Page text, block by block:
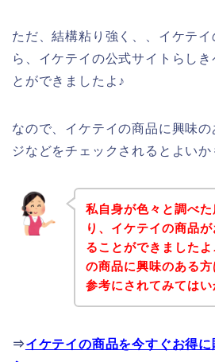
ただ、結構粘り強く、、イケテ
ら、イケテイの公式サイトらしき
とができましたよ♪
なので、イケテイの商品に興味
ジなどをチェックされるとよいか
私自身が色々と調べ
り、イケテイの商品
ることができました
の商品に興味のある
参考にされてみては
⇒イケテイの商品を今すぐお得